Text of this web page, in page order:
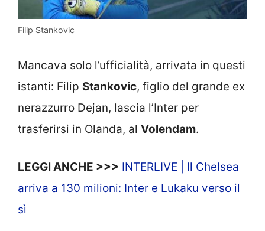
Filip Stankovic
Mancava solo l’ufficialità, arrivata in questi
istanti: Filip Stankovic, figlio del grande ex
nerazzurro Dejan, lascia l’Inter per
trasferirsi in Olanda, al Volendam.
LEGGI ANCHE >>> INTERLIVE | Il Chelsea
arriva a 130 milioni: Inter e Lukaku verso il
sì